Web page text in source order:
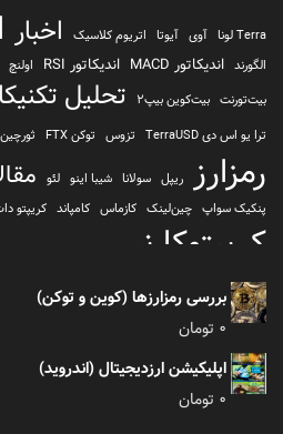
Terra لونا آوی آیوتا اتریوم کلاسیک اخبار
الگورند اندیکاتور MACD اندیکاتور RSI اولنچ
بیت‌تورنت بیت‌کوین بیپ2 تحلیل
ترا یو اس دی TerraUSD
تزوس توکن FTX ثورچین
رمزارز ریپل سولانا شیبا اینو لئو
پنکیک سواپ چین‌لینک کازماس کامپاند کریپتو
کریپتوکارنسی
کیف پول تراست والت
بررسی رمزارزها (کوین و توکن)
0 تومان
اپلیکیشن ارزدیجیتال (اندروید)
0 تومان